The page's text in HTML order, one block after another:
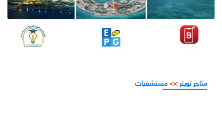
متاجر تويتر>>مستشفيات